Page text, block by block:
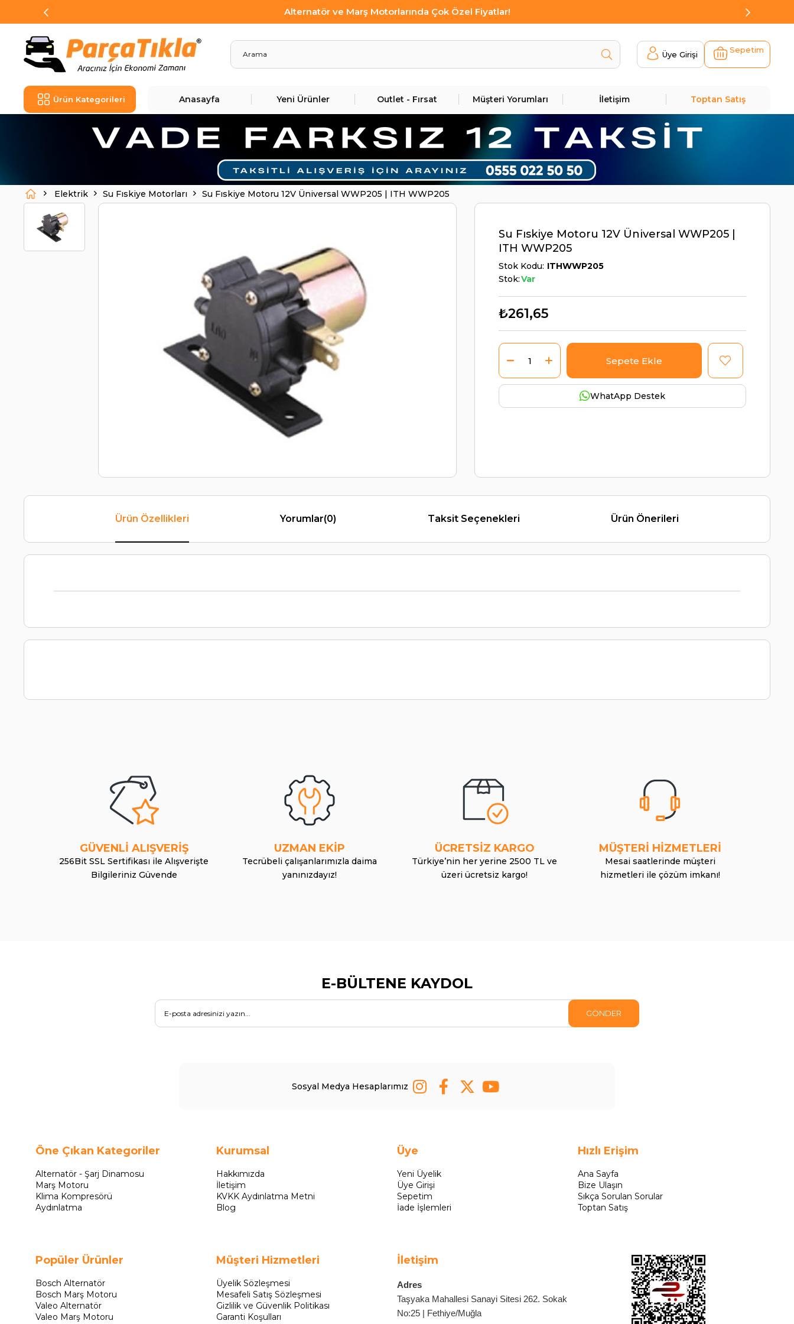
Alternatör ve Marş Motorlarında Çok Özel Fiyatlar!
Üye Girişi Sepetim
Ürün Kategorileri Anasayfa Yeni Ürünler Outlet - Fırsat Müşteri Yorumları İletişim Toptan Satış
Elektrik Su Fıskiye Motorları Su Fıskiye Motoru 12V Üniversal WWP205 | ITH WWP205
Su Fıskiye Motoru 12V Üniversal WWP205 |
ITH WWP205
Stok Kodu ITHWWP205
Stok:Var
₺261,65
WhatApp Destek
Ürün Özellikleri Yorumlar(0) Taksit Seçenekleri Ürün Önerileri
GÜVENLİ ALIŞVERİŞ
256Bit SSL Sertifikası ile Alışverişte
Bilgileriniz Güvende
UZMAN EKİP
Tecrübeli çalışanlarımızla daima
yanınızdayız!
ÜCRETSİZ KARGO
Türkiye’nin her yerine 2500 TL ve
üzeri ücretsiz kargo!
MÜŞTERİ HİZMETLERİ
Mesai saatlerinde müşteri
hizmetleri ile çözüm imkanı!
E-BÜLTENE KAYDOL
GÖNDER
Sosyal Medya Hesaplarımız
Öne Çıkan Kategoriler
Alternatör - Şarj Dinamosu
Marş Motoru
Klima Kompresörü
Aydınlatma
Popüler Ürünler
Bosch Alternatör
Bosch Marş Motoru
Valeo Alternatör
Valeo Marş Motoru
Kurumsal
Hakkımızda
İletişim
KVKK Aydınlatma Metni
Blog
Müşteri Hizmetleri
Üyelik Sözleşmesi
Mesafeli Satış Sözleşmesi
Gizlilik ve Güvenlik Politikası
Garanti Koşulları
Üye
Yeni Üyelik
Üye Girişi
Sepetim
İade İşlemleri
İletişim
Adres
Taşyaka Mahallesi Sanayi Sitesi 262. Sokak
No:25 | Fethiye/Muğla
Hızlı Erişim
Ana Sayfa
Bize Ulaşın
Sıkça Sorulan Sorular
Toptan Satış